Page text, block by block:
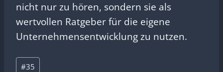
nicht nur zu hören, sondern sie als
wertvollen Ratgeber für die eigene
Unternehmensentwicklung zu nutzen.
Schlagworte:
#35